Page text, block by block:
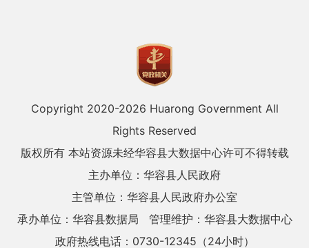
Copyright 2020-2026 Huarong Government All
Rights Reserved
版权所有 本站资源未经华容县大数据中心许可不得转载
主办单位：华容县人民政府
主管单位：华容县人民政府办公室
承办单位：华容县数据局
管理维护：华容县大数据中心
政府热线电话：0730-12345（24小时）